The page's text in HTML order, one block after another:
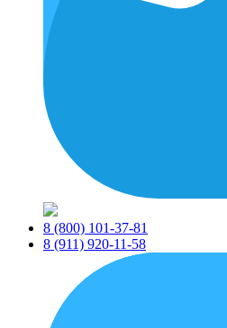
8 (800) 101-37-81
8 (911) 920-11-58